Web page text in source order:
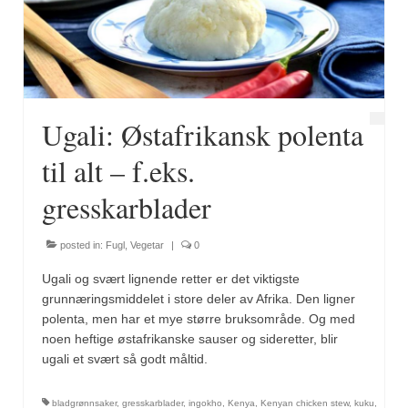
Fugl
Gryteretter
Snacks
Supper
Vegetar
Krydder, oppskrifter
Albóndigaskrydder
Bouquet garni
Ugali: Østafrikansk polenta
til alt – f.eks.
gresskarblader
posted in: Fugl Vegetar | 0
Ugali og svært lignende retter er det viktigste
grunnæringsmiddelet i store deler av Afrika. Den ligner
polenta, men har et mye større bruksområde. Og med
noen heftige østafrikanske sauser og sideretter, blir
ugali et svært så godt måltid.
bladgrønnsaker, gresskarblader, ingokho Kenya Kenyan chicken stew, kuku